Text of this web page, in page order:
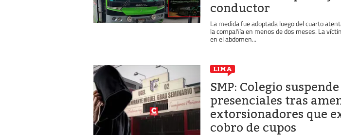
conductor
La medida fue adoptada luego del cuarto
la compañía en menos de dos meses. La
en el abdomen...
LIMA
SMP: Colegio
presenciales tras
extorsionadores que
cobro de cupos